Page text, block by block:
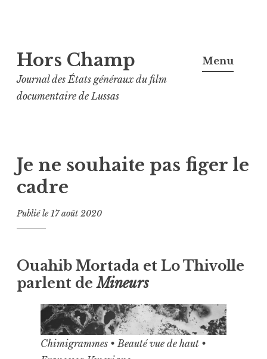
au
contenu
principal
Hors Champ
Journal des États généraux du film
documentaire de Lussas
Menu
Je ne souhaite pas figer le
cadre
Publié le17 août 2020
Ouahib Mortada et Lo Thivolle
parlent deMineurs
Chimigrammes • Beauté vue de haut •